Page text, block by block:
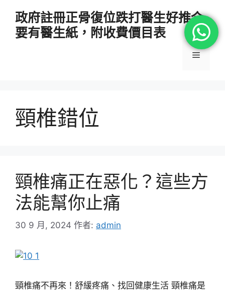
政府註冊正骨復位跌打醫生好推介
要有醫生紙，附收費價目表
選
頸椎錯位
頸椎痛正在惡化？這些方
法能幫你止痛
30 9 月, 2024 作者: admin
頸椎痛不再來！舒緩疼痛、找回健康生活 頸椎痛是